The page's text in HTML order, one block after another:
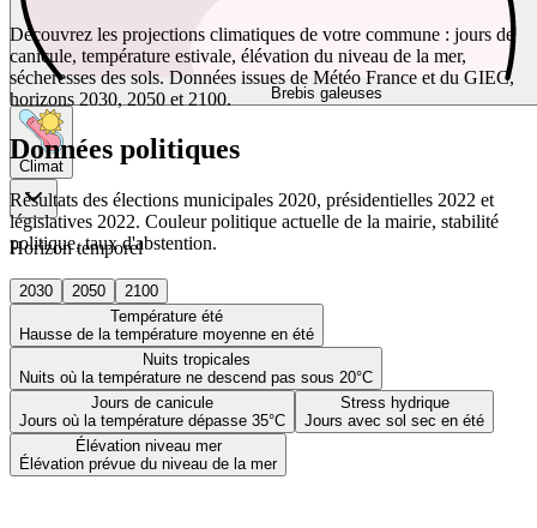
Brebis galeuses
Climat
Horizon temporel
2030 2050
2100
Température été
Hausse de la température moyenne en été
Nuits tropicales
Nuits où la température ne descend pas sous 20°C
Jours de canicule
Jours où la température dépasse 35°C
Stress hydrique
Jours avec sol sec en été
Élévation niveau mer
Élévation prévue du niveau de la mer
Découvrez les projections climatiques de votre commune : jours de
canicule, température estivale, élévation du niveau de la mer,
sécheresses des sols. Données issues de Météo France et du GIEC,
horizons 2030, 2050 et 2100.
Données politiques
Résultats des élections municipales 2020, présidentielles 2022 et
législatives 2022. Couleur politique actuelle de la mairie, stabilité
politique, taux d'abstention.